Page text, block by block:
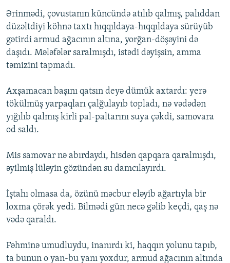
Ərinmədi, çovustanın küncündə atılıb qalmış, palıddan
düzəltdiyi köhnə taxtı hıqqıldaya-hıqqıldaya sürüyüb
gətirdi armud ağacının altına, yorğan-döşəyini də
daşıdı. Mələfələr saralmışdı, istədi dəyişsin, amma
təmizini tapmadı.
Axşamacan başını qatsın deyə dümük axtardı: yerə
tökülmüş yarpaqları çalğulayıb topladı, nə vədədən
yığılıb qalmış kirli pal-paltarını suya çəkdi, samovara
od saldı.
Mis samovar nə abırdaydı, hisdən qapqara qaralmışdı,
əyilmiş lüləyin gözündən su damcılayırdı.
İştahı olmasa da, özünü məcbur eləyib ağartıyla bir
loxma çörək yedi. Bilmədi gün necə gəlib keçdi, qaş nə
vədə qaraldı.
Fəhminə umudluydu, inanırdı ki, haqqın yolunu tapıb,
ta bunun o yan-bu yanı yoxdur, armud ağacının altında